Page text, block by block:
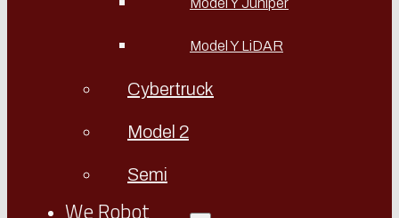
Model Y Juniper
Model Y LiDAR
Cybertruck
Model 2
Semi
We Robot